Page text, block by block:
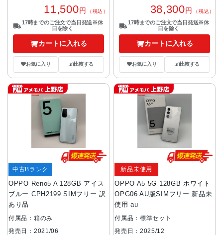
11,500円 （税込）
17時までのご注文で当日発送※休
日を除く
カートに入れる
お気に入り 比較する
38,300円 （税込）
17時までのご注文で当日発送※休
日を除く
カートに入れる
お気に入り 比較する
OPPO Reno5 A 128GB アイス
ブルー CPH2199 SIMフリー 訳
あり品
中古Bランク
付属品：箱のみ
発売日：2021/06
OPPO A5 5G 128GB ホワイト
OPG06 AU版SIMフリー 新品未
使用 au
新品未使用
付属品：標準セット
発売日：2025/12